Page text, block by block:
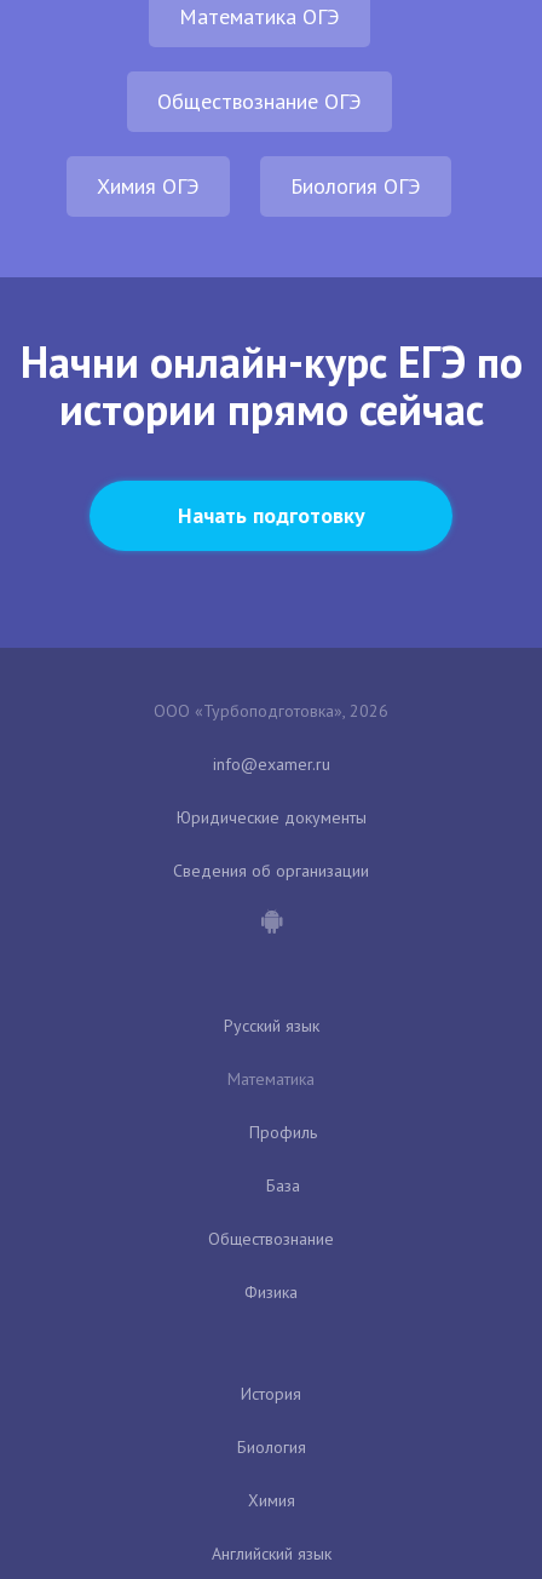
Математика ОГЭ
Обществознание ОГЭ
Химия ОГЭ Биология ОГЭ
Начни онлайн-курс ЕГЭ по
истории прямо сейчас
Начать подготовку
ООО «Турбоподготовка», 2026
Юридические документы
Сведения об организации
Русский язык
Математика
Профиль
База
Обществознание
Физика
История
Биология
Химия
Английский язык